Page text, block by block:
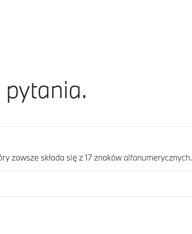
zawsze składa się z 17 znaków alfanumerycznych.